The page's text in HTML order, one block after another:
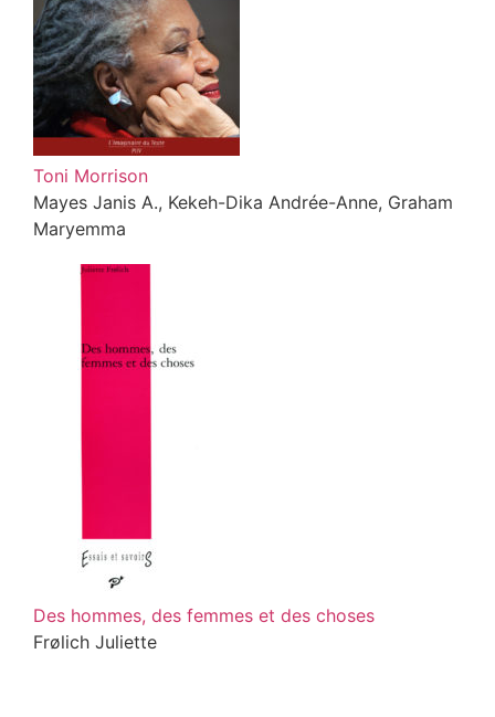
Toni Morrison
Mayes Janis A., Kekeh-Dika Andrée-Anne, Graham
Maryemma
Des hommes, des femmes et des choses
Frølich Juliette